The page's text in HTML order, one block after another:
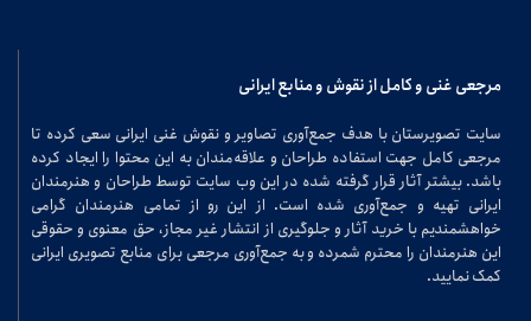
مرجعی غنی و کامل از نقوش و منابع ایرانی
سایت تصویرستان با هدف جمع‌آوری تصاویر و نقوش غنی ایرانی سعی کرده تا
مرجعی کامل جهت استفاده طراحان و علاقه‌مندان به این محتوا را ایجاد کرده
باشد. بیشتر آثار قرار گرفته شده در این وب سایت توسط طراحان و هنرمندان
ایرانی تهیه و جمع‌آوری شده است. از این رو از تمامی هنرمندان گرامی
خواهشمندیم با خرید آثار و جلوگیری از انتشار غیر مجاز، حق معنوی و حقوقی
این هنرمندان را محترم شمرده و به جمع‌آوری مرجعی برای منابع تصویری ایرانی
کمک نمایید.